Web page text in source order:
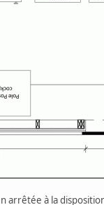
arrêtée à la